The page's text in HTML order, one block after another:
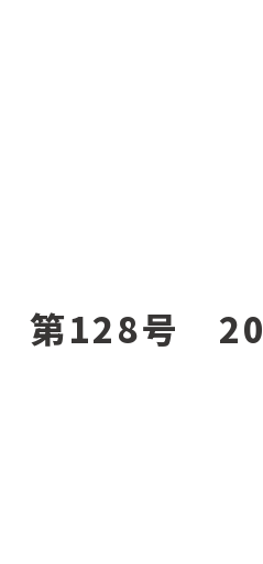
第128号